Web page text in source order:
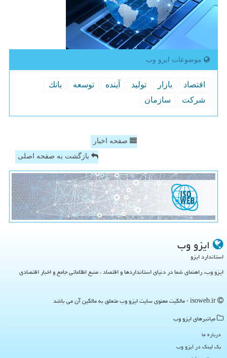
موضوعات ایزو وب
اقتصاد بازار تولید آینده توسعه
بانك
شركت
سازمان
صفحه اخبار
بازگشت به صفحه اصلی
ایزو وب
استاندارد ایزو
ایزو وب، راهنمای شما در دنیای استانداردها و اقتصاد ، منبع اطلاعاتی جامع و اخبار اقتصادی
میانبرهای ایزو وب
درباره ما
بک لینک در ایزو وب